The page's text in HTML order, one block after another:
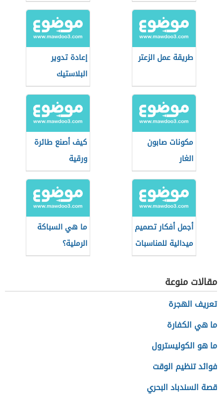
طريقة عمل الزعتر
إعادة تدوير
البلاستيك
مكونات صابون
الغار
كيف أصنع طائرة
ورقية
أجمل أفكار تصميم
ميدالية للمناسبات
السنوية
ما هي السباكة
الرملية؟
مقالات منوعة
تعريف الهجرة
ما هي الكفارة
ما هو الكوليسترول
فوائد تنظيم الوقت
قصة السندباد البحري